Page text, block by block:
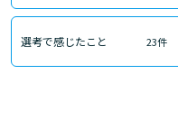
選考で感じたこと 23件